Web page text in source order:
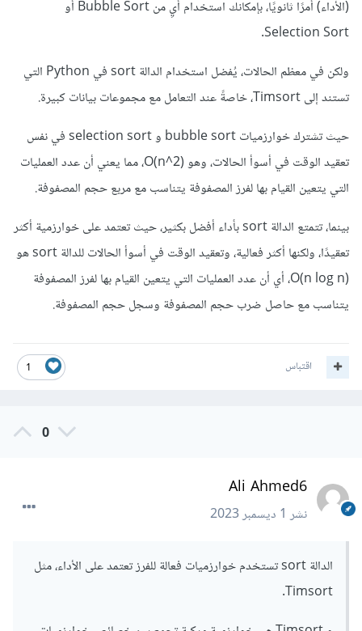
(الأداء) أمرًا ثانويًا، بإمكانك استخدام أيِ من Bubble Sort أو
Selection Sort.
ولكن في معظم الحالات، يُفضل استخدام الدالة sort في Python التي
تستند إلى Timsort، خاصةً عند التعامل مع مجموعات بيانات كبيرة.
حيث تشترك خوارزميات bubble sort و selection sort في نفس
تعقيد الوقت في أسوأ الحالات، وهو O(n^2)، مما يعني أن عدد العمليات
التي يتعين القيام بها لفرز المصفوفة يتناسب مع مربع حجم المصفوفة.
بينما، تتمتع الدالة sort بأداء أفضل بكثير، حيث تعتمد على خوارزمية أكثر
تعقيدًا، ولكنها أكثر فعالية، وتعقيد الوقت في أسوأ الحالات للدالة sort هو
O(n log n)، أي أن عدد العمليات التي يتعين القيام بها لفرز المصفوفة
يتناسب مع حاصل ضرب حجم المصفوفة وسجل حجم المصفوفة.
1 اقتباس
0
Ali Ahmed6
نشر1 ديسمبر 2023
الدالة sort تستخدم خوارزميات فعالة للفرز تعتمد على الأداء، مثل
Timsort.